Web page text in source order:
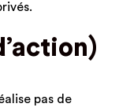
pas de